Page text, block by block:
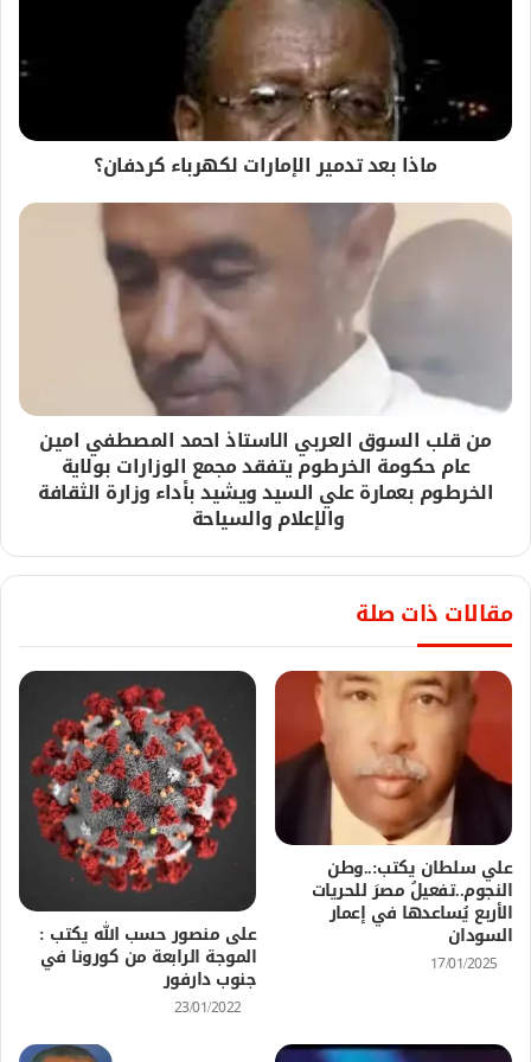
ماذا بعد تدمير الإمارات لكهرباء كردفان؟
من قلب السوق العربي الاستاذ احمد المصطفي امين
عام حكومة الخرطوم يتفقد مجمع الوزارات بولاية
الخرطوم بعمارة علي السيد ويشيد بأداء وزارة الثقافة
والإعلام والسياحة
مقالات ذات صلة
علي سلطان يكتب:..وطن
النجوم..تفعيلُ مصرَ للحريات
الأربع يُساعدها في إعمار
السودان
17/01/2025
على منصور حسب الله يكتب :
الموجة الرابعة من كورونا في
جنوب دارفور
23/01/2022